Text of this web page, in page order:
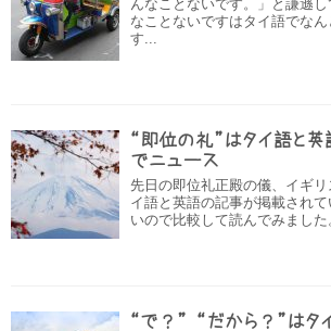
んなことないです。」と謙遜
なことないですはタイ語でな
す...
“即位の礼”はタイ語と
でニュース
先日の即位礼正殿の儀、イギ
イ語と英語の記事が掲載され
いので比較して読んでみました
“で？” “だから？”はタ